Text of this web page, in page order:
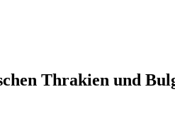
Thrakien und